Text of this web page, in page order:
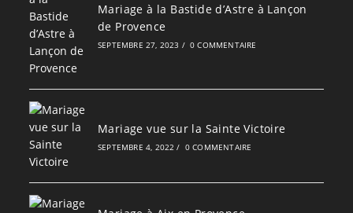
Mariage à la Bastide d’Astre à Lançon
de Provence
SEPTEMBRE 27, 2023 / 0 COMMENTAIRE
Mariage vue sur la Sainte Victoire
SEPTEMBRE 4, 2022 / 0 COMMENTAIRE